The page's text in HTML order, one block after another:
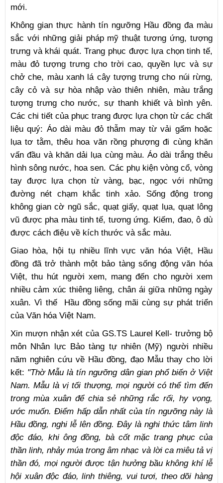
mới.
Không gian thực hành tín ngưỡng Hầu đồng đa màu
sắc với những giải pháp mỹ thuật tương ứng, tượng
trưng và khái quát. Trang phục được lựa chọn tinh tế,
màu đỏ tượng trưng cho trời cao, quyền lực và sự
chở che, màu xanh lá cây tượng trưng cho núi rừng,
cây cỏ và sự hòa nhập vào thiên nhiên, màu trắng
tượng trưng cho nước, sự thanh khiết và bình yên.
Các chi tiết của phục trang được lựa chọn từ các chất
liệu quý: Áo dài màu đỏ thẫm may từ vải gấm hoặc
lụa tơ tằm, thêu hoa văn rồng phượng đi cùng khăn
vấn đầu và khăn dải lụa cùng màu. Áo dài trắng thêu
hình sông nước, hoa sen. Các phụ kiện vòng cổ, vòng
tay được lựa chọn từ vàng, bạc, ngọc với những
đường nét chạm khắc tinh xảo. Sống động trong
không gian cờ ngũ sắc, quạt giấy, quạt lụa, quạt lông
vũ được pha màu tinh tế, tương ứng. Kiếm, đao, ô dù
được cách điệu về kích thước và sắc màu.
Giao hòa, hội tụ nhiều lĩnh vực văn hóa Việt, Hầu
đồng đã trở thành một bảo tàng sống động văn hóa
Việt, thu hút người xem, mang đến cho người xem
nhiều cảm xúc thiêng liêng, chân ái giữa những ngày
xuân. Vì thế Hầu đồng sống mãi cùng sự phát triển
của Văn hóa Việt Nam.
Xin mượn nhận xét của GS.TS Laurel Kell- trưởng bộ
môn Nhân lực Bảo tàng tự nhiên (Mỹ) người nhiều
năm nghiên cứu về Hầu đồng, đạo Mẫu thay cho lời
kết: "Thờ Mẫu là tín ngưỡng dân gian phổ biến ở Việt
Nam. Mẫu là vị tối thượng, mọi người có thể tìm đến
trong mùa xuân để chia sẻ những rắc rối, hy vọng,
ước muốn. Điểm hấp dẫn nhất của tín ngưỡng này là
Hầu đồng, nghi lễ lên đồng. Đây là nghi thức tâm linh
độc đáo, khi ông đồng, bà cốt mặc trang phục của
thần linh, nhảy múa trong âm nhạc và lời ca miêu tả vị
thần đó, mọi người được tận hưởng bầu không khí lễ
hội xuân độc đáo, linh thiêng, vui tươi, theo dõi hàng